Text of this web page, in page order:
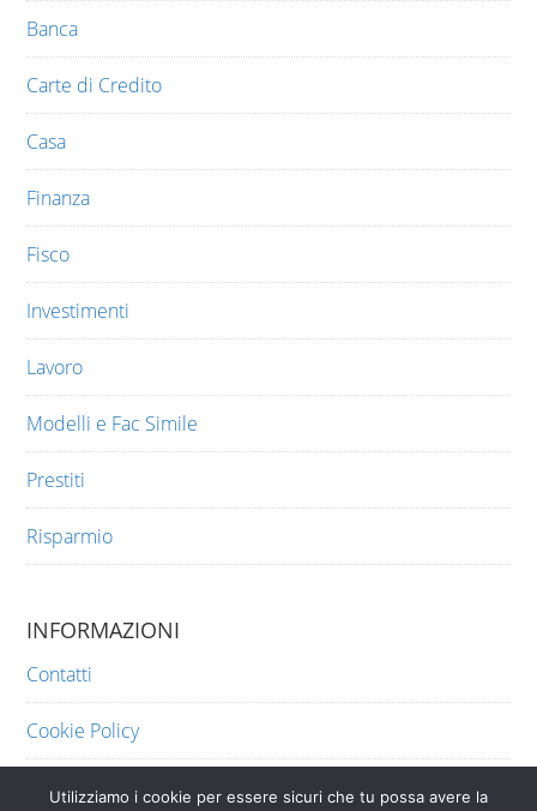
Banca
Carte di Credito
Casa
Finanza
Fisco
Investimenti
Lavoro
Modelli e Fac Simile
Prestiti
Risparmio
INFORMAZIONI
Contatti
Cookie Policy
Privacy
Utilizziamo i cookie per essere sicuri che tu possa avere la